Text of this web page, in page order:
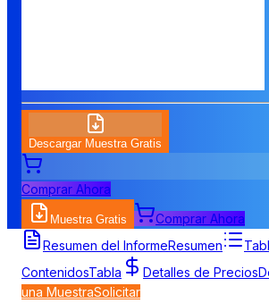
Descargar Muestra Gratis
Comprar Ahora
Muestra Gratis Comprar Ahora
Tabla de Contenidos
Resumen del InformeResumen
ContenidosTabla Detalles de Precios
una MuestraSolicitar